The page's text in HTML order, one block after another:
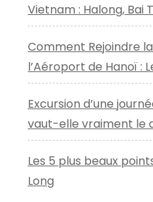
Vietnam : Halong, Bai
Comment Rejoindre la
l’Aéroport de Hanoï :
Excursion d’une
vaut-elle vraiment le
Les 5 plus beaux
Long